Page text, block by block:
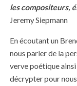
les compositeurs,
Jeremy Siepmann
En écoutant un
nous parler de la
verve poétique
décrypter pour